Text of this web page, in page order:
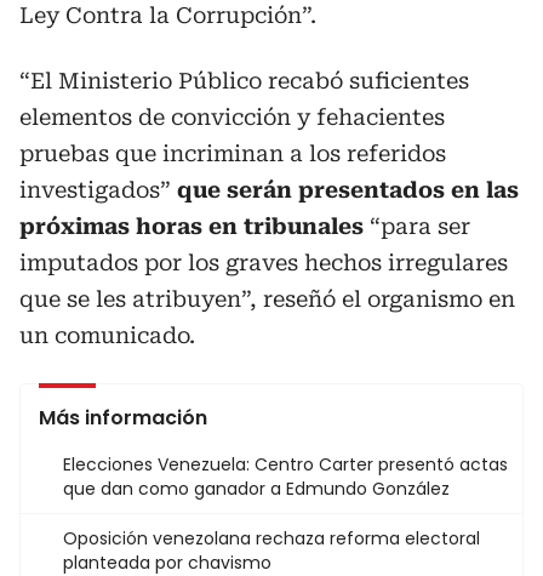
Ley Contra la Corrupción”.
“El Ministerio Público recabó suficientes
elementos de convicción y fehacientes
pruebas que incriminan a los referidos
investigados” que serán presentados en las
próximas horas en tribunales “para ser
imputados por los graves hechos irregulares
que se les atribuyen”, reseñó el organismo en
un comunicado.
Más información
Elecciones Venezuela: Centro Carter presentó actas
que dan como ganador a Edmundo González
Oposición venezolana rechaza reforma electoral
planteada por chavismo